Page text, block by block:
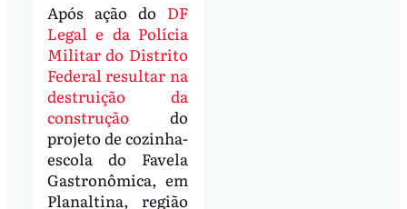
Após ação do DF
Legal e da Polícia
Militar do Distrito
Federal resultar na
destruição da
construção do
projeto de cozinha-
escola do Favela
Gastronômica, em
Planaltina, região